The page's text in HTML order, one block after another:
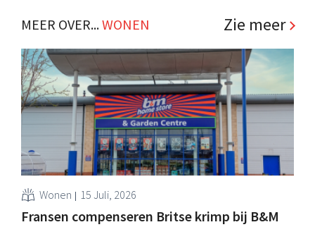
MEER OVER...WONEN Zie meer
Wonen 15 Juli, 2026
Fransen compenseren Britse krimp bij B&M